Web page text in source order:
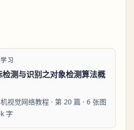
习
检测与识别之对象检测算法概
视觉网络教程 · 第 20 篇 · 6 张图
字